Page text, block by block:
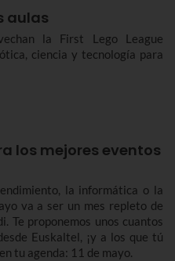
aulas
la First Lego League
ciencia y tecnología para
los mejores eventos
la informática o la
va a ser un mes repleto de
Te proponemos unos cuantos
Euskaltel, ¡y a los que tú
tu agenda: 11 de mayo.